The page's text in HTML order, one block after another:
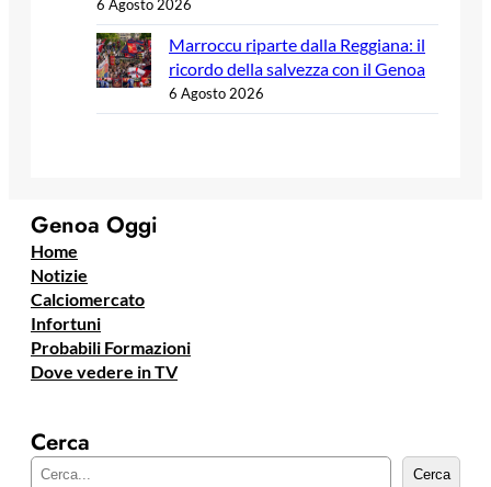
6 Agosto 2026
Marroccu riparte dalla Reggiana: il
ricordo della salvezza con il Genoa
6 Agosto 2026
Genoa Oggi
Home
Notizie
Calciomercato
Infortuni
Probabili Formazioni
Dove vedere in TV
Cerca
Cerca